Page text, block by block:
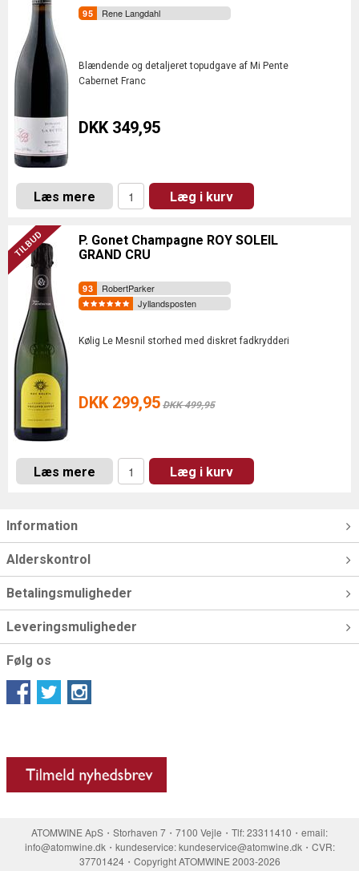
Rene Langdahl
Blændende og detaljeret topudgave af Mi Pente
Cabernet Franc
DKK 349,95
Læs mere Læg i kurv
P. Gonet Champagne ROY SOLEIL
GRAND CRU
RobertParker
Jyllandsposten
Kølig Le Mesnil storhed med diskret fadkrydderi
DKK 299,95 DKK 499,95
Læs mere Læg i kurv
Information
Alderskontrol
Betalingsmuligheder
Leveringsmuligheder
Følg os
ATOMWINE ApS・Storhaven 7・7100 Vejle・Tlf: 23311410・email:
info@atomwine.dk・kundeservice: kundeservice@atomwine.dk・CVR:
37701424・Copyright ATOMWINE 2003-2026